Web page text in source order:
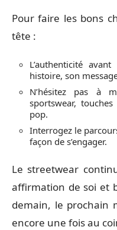
Pour faire les bons
tête :
L’authenticité
histoire, son
N’hésitez pas à
sportswear,
pop.
Interrogez le
façon de s’engager.
Le streetwear
affirmation de soi et
demain, le prochain
encore une fois au